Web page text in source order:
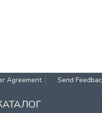
Agreement Send